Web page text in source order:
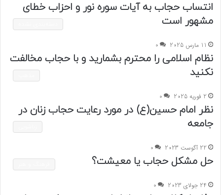
انتساب حجاب به آیات سوره نور و احزاب خطای
مشهور است
11 مارس 2025 0
نظام اسلامی را محترم بشمارید و با حجاب مخالفت
نکنید
2 فوریه 2025 0
نظر امام حسین(ع) در مورد رعایت حجاب زنان در
جامعه
22 آگوست 2023 0
حل مشکل حجاب یا معیشت؟
24 جولای 2023 0